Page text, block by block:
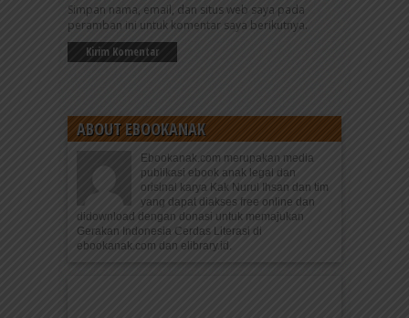
Simpan nama, email, dan situs web saya pada
peramban ini untuk komentar saya berikutnya.
ABOUT EBOOKANAK
Ebookanak.com merupakan media
publikasi ebook anak legal dan
orisinal karya Kak Nurul Ihsan dan tim
yang dapat diakses free online dan
didownload dengan donasi untuk memajukan
Gerakan Indonesia Cerdas Literasi di
ebookanak.com dan elibrary.id.